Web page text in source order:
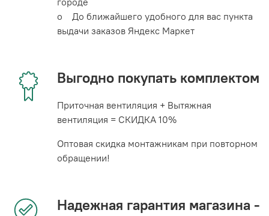
o До ближайшего удобного для вас пункта
выдачи заказов Яндекс Маркет
Выгодно покупать комплектом
Приточная вентиляция + Вытяжная
вентиляция = СКИДКА 10%
Оптовая скидка монтажникам при повторном
обращении!
Надежная гарантия магазина -